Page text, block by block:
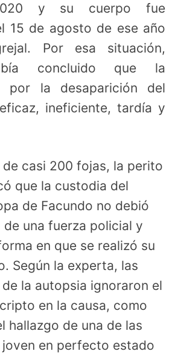
y su cuerpo fue
15 de agosto de ese año
Por esa situación,
concluido que la
por la desaparición del
ineficiente, tardía y
de casi 200 fojas, la perito
que la custodia del
de Facundo no debió
una fuerza policial y
en que se realizó su
Según la experta, las
la autopsia ignoraron el
en la causa, como
hallazgo de una de las
en perfecto estado